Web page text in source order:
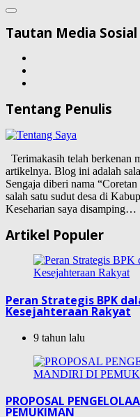
Tautan Media Sosial
Tentang Penulis
Terimakasih telah berkenan
artikelnya. Blog ini adalah
Sengaja diberi nama
salah satu sudut desa di
Keseharian saya disamping…
Artikel Populer
Peran Strategis BPK
Kesejahteraan Rakyat
9 tahun lalu
PROPOSAL
PEMUKIMAN